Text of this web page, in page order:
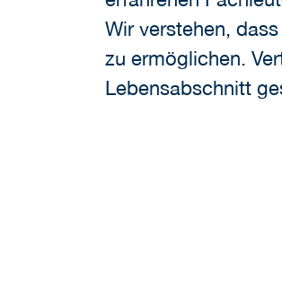
Wir verstehen,
zu ermöglichen.
Lebensabschnitt